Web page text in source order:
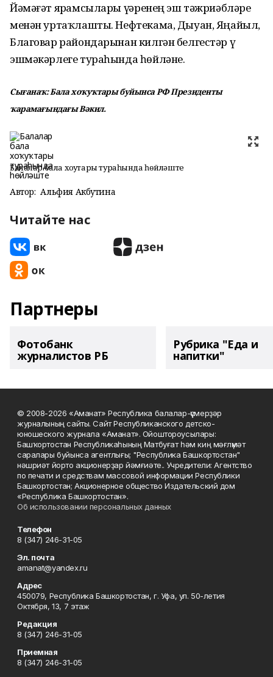
Йәмәғәт ярҙамсылары үҙҙәренең эш тәжриәбләре
менән уртаҡлашты. Нефтекама, Дыуан, Яңайыл,
Благовар райондарынан килгән белгестәр үҙ
эшмәкәрлеге тураһында һөйләне.
Сығанаҡ: Бала хоҡуҡтары буйынса РФ Президенты
ҡарамағындағы Вәкил.
Балалар бала хоҡуҡтары тураһында һөйләште
Автор: Альфия Акбутина
Читайте нас
Партнеры
Фотобанк
журналистов РБ
Рубрика "Еда и
напитки"
© 2008-2026 «Аманат» Республика балалар-үҫмерҙәр
журналының сайты. Сайт Республиканского детско-
юношеского журнала «Аманат». Ойоштороусылары:
Башҡортостан Республикаһының Матбуғат һәм киң мәғлүмәт
саралары буйынса агентлығы; "Республика Башкортостан"
нәшриәт йорто акционерҙар йәмғиәте.. Учредители: Агентство
по печати и средствам массовой информации Республики
Башкортостан; Акционерное общество Издательский дом
«Республика Башкортостан».
Об использовании персональных данных
Телефон
8 (347) 246-31-05
Эл. почта
amanat@yandex.ru
Адрес
450079, Республика Башкортостан, г. Уфа, ул. 50-летия
Октября, 13, 7 этаж
Редакция
8 (347) 246-31-05
Приемная
8 (347) 246-31-05